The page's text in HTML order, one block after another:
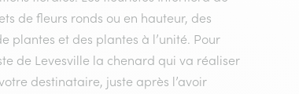
de fleurs ronds ou en hauteur, des
plantes et des plantes à l’unité. Pour
de Levesville la chenard qui va réaliser
destinataire, juste après l’avoir